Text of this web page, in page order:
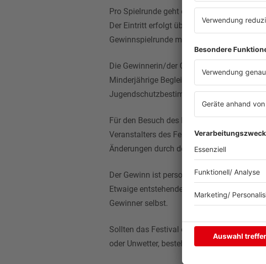
Pro Spielrunde geht es um je 2 Tickets für
Der Eintritt erfolgt über die Gästeliste von
Gewinnspielrunde melden, um alle hierfür
Die Gewinnerin/der Gewinner und die
Minderjährige Begleitpersonen dürfen den
Jugendschutzbestimmungen eingehalten
Für den Besuch des Festivals gelten
Veranstalters des Festivals. delta radio hat
Änderungen durch den Veranstalter.
Der Gewinn ist personengebunden und
Etwaige entstehende Kosten, z. B.
Gewinner selbst.
Sollten das Festival oder einzelne
oder Unwetter, besteht kein Anspruch auf